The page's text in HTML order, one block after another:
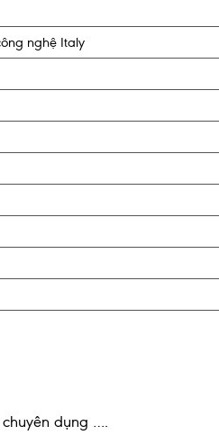
nghệ Italy
dụng ….